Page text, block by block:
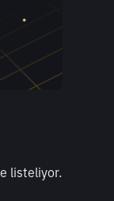
listeliyor.